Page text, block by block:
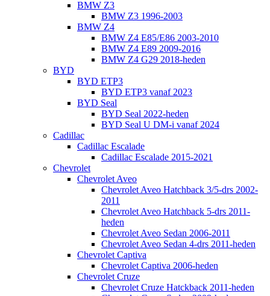
BMW Z3
BMW Z3 1996-2003
BMW Z4
BMW Z4 E85/E86 2003-2010
BMW Z4 E89 2009-2016
BMW Z4 G29 2018-heden
BYD
BYD ETP3
BYD ETP3 vanaf 2023
BYD Seal
BYD Seal 2022-heden
BYD Seal U DM-i vanaf 2024
Cadillac
Cadillac Escalade
Cadillac Escalade 2015-2021
Chevrolet
Chevrolet Aveo
Chevrolet Aveo Hatchback 3/5-drs 2002-
2011
Chevrolet Aveo Hatchback 5-drs 2011-
heden
Chevrolet Aveo Sedan 2006-2011
Chevrolet Aveo Sedan 4-drs 2011-heden
Chevrolet Captiva
Chevrolet Captiva 2006-heden
Chevrolet Cruze
Chevrolet Cruze Hatckback 2011-heden